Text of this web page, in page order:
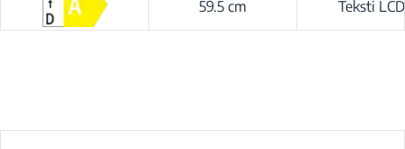
59.5 cm Teksti LCD